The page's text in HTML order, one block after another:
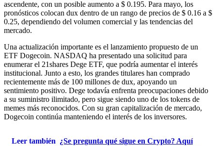
ascendente, con un posible aumento a $ 0.195. Para mayo, los
pronósticos colocan dux dentro de un rango de precios de $ 0.16 a $
0.25, dependiendo del volumen comercial y las tendencias del
mercado.
Una actualización importante es el lanzamiento propuesto de un
ETF Dogecoin. NASDAQ ha presentado una solicitud para
enumerar el 21shares Dege ETF, que podría aumentar el interés
institucional. Junto a esto, los grandes titulares han comprado
recientemente más de 100 millones de dux, apoyando un
sentimiento positivo. Dege todavía enfrenta preocupaciones debido
a su suministro ilimitado, pero sigue siendo uno de los tokens de
memes más reconocidos. Con su gran capitalización de mercado,
Dogecoin continúa manteniendo el interés de los inversores.
Leer también ¿Se pregunta qué sigue en Crypto? Aquí